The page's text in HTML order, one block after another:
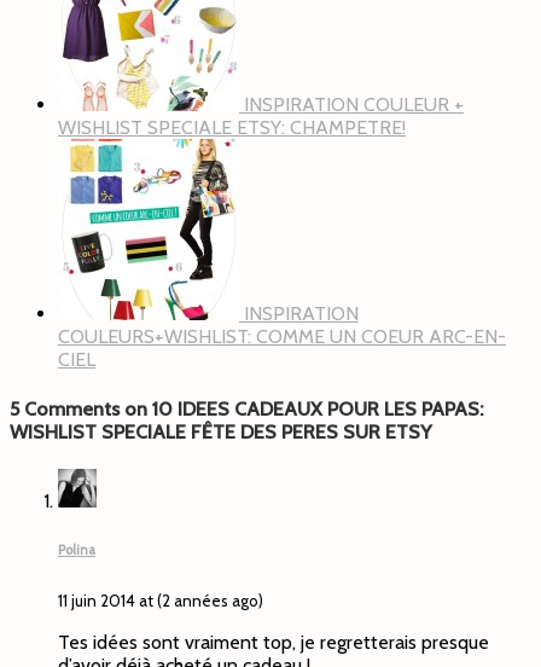
INSPIRATION COULEUR +
WISHLIST SPECIALE ETSY: CHAMPETRE!
INSPIRATION
COULEURS+WISHLIST: COMME UN COEUR ARC-EN-
CIEL
5 Comments on 10 IDEES CADEAUX POUR LES PAPAS:
WISHLIST SPECIALE FÊTE DES PERES SUR ETSY
Polina
11 juin 2014 at (2 années ago)
Tes idées sont vraiment top, je regretterais presque